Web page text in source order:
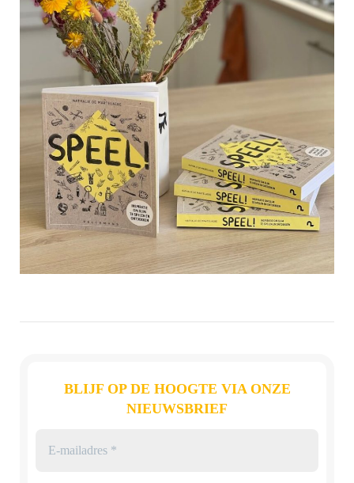
BLIJF OP DE HOOGTE VIA ONZE
NIEUWSBRIEF